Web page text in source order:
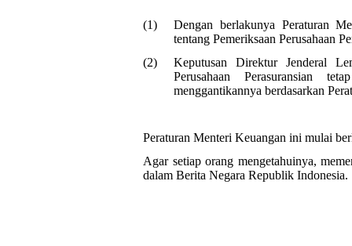
(1)
Dengan berlakunya Peraturan
tentang Pemeriksaan Perusahaan
(2)
Keputusan Direktur Jenderal
Perusahaan Perasuransian
menggantikannya berdasarkan
Peraturan Menteri Keuangan ini mulai
Agar setiap orang mengetahuinya,
dalam Berita Negara Republik Indonesia.